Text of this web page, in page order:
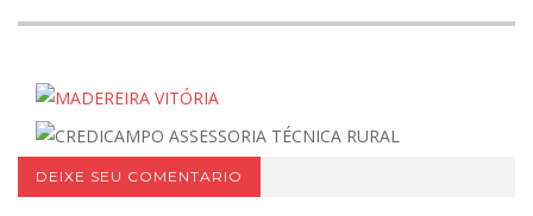
DEIXE SEU COMENTARIO